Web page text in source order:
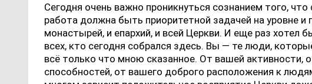
Сегодня очень важно проникнуться сознанием того, что
работа должна быть приоритетной задачей на уровне и
монастырей, и епархий, и всей Церкви. И еще раз хотел
всех, кто сегодня собрался здесь. Вы — те люди,
всё только что мною сказанное. От вашей активности,
способностей, от вашего доброго расположения к